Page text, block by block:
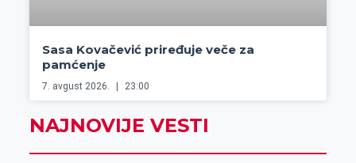
Sasa Kovačević priređuje veče za
pamćenje
7. avgust 2026. 23:00
NAJNOVIJE VESTI